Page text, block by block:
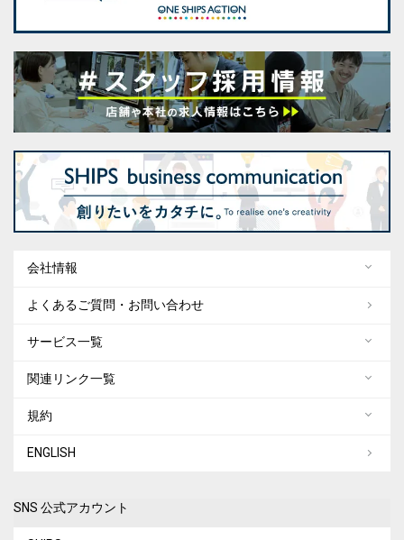
会社情報
よくあるご質問・お問い合わせ
サービス一覧
関連リンク一覧
規約
ENGLISH
SNS 公式アカウント